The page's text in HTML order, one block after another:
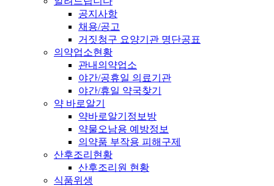
공지사항
채용/공고
거짓청구 요양기관 명단공표
의약업소현황
관내의약업소
야간/공휴일 의료기관
야간/휴일 약국찾기
약 바로알기
약바로알기정보방
약물오남용 예방정보
의약품 부작용 피해구제
산후조리현황
산후조리원 현황
식품위생